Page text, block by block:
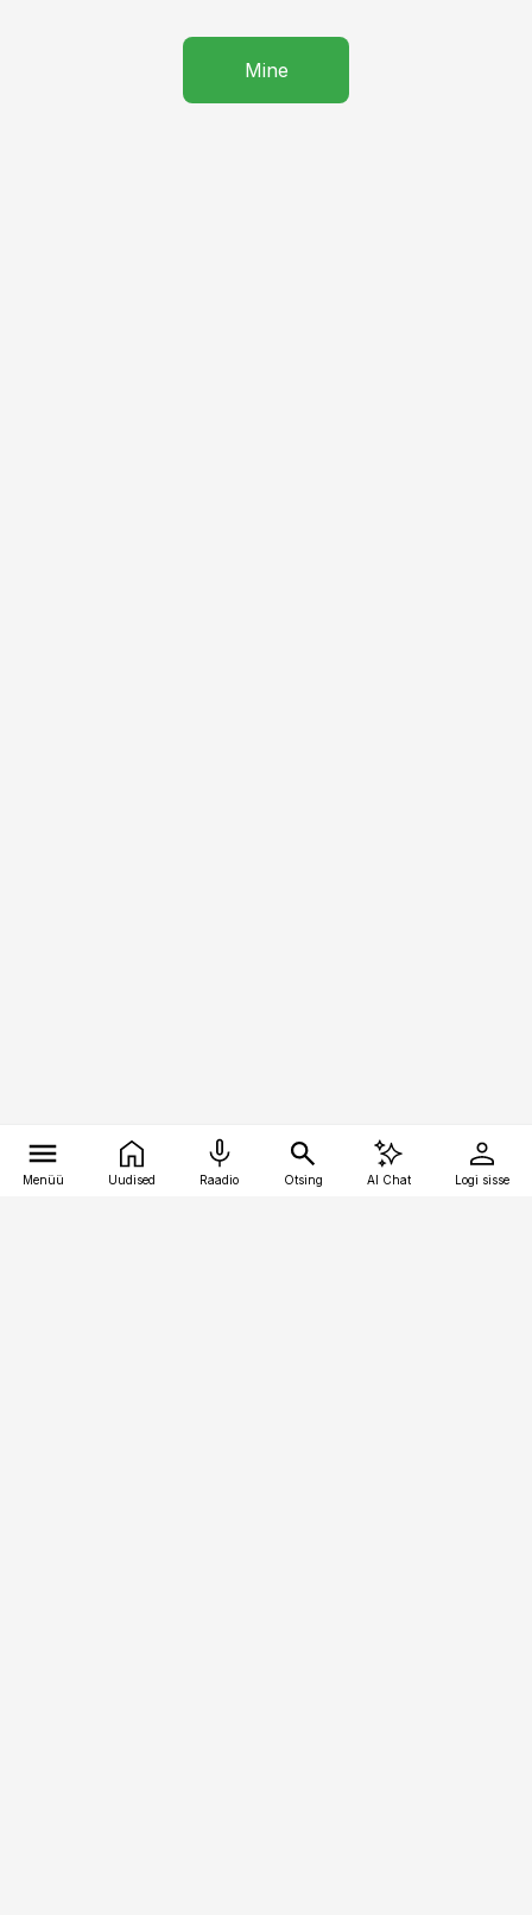
Mine
Menüü Uudised Raadio Otsing AI Chat Logi sisse